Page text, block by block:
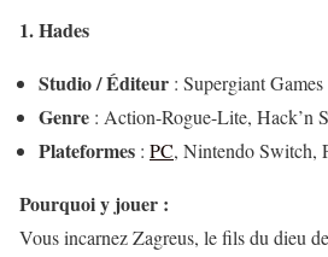
1. Hades
Studio / Éditeur : Supergiant Games
Genre : Action-Rogue-Lite, Hack’n
Plateformes : PC, Nintendo Switch,
Pourquoi y jouer :
Vous incarnez Zagreus, le fils du dieu